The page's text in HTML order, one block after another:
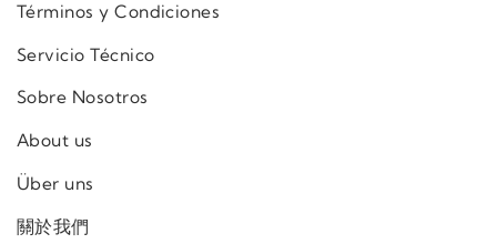
Términos y Condiciones
Servicio Técnico
Sobre Nosotros
About us
Über uns
關於我們